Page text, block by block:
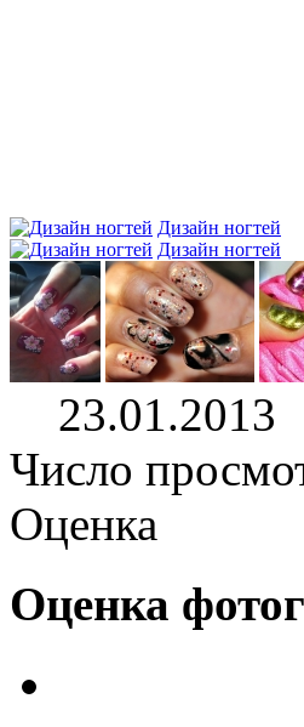
Дизайн ногтей
Дизайн ногтей
23.01.2013
Число
Оценка
Оценка